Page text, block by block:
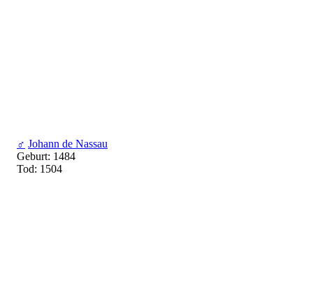
♂ Johann de Nassau
Geburt: 1484
Tod: 1504